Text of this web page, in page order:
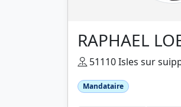
RAPHAEL
51110 Isles sur
Mandataire